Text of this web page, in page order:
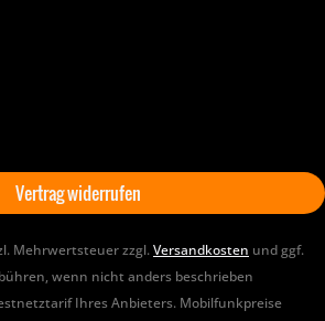
Vertrag widerrufen
Mehrwertsteuer zzgl.Versandkosten und ggf.
wenn nicht anders beschrieben
Ihres Anbieters. Mobilfunkpreise